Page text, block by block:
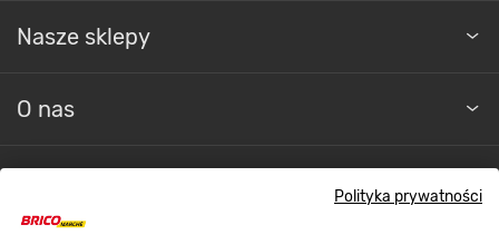
Polityka prywatności
Nasze sklepy
O nas